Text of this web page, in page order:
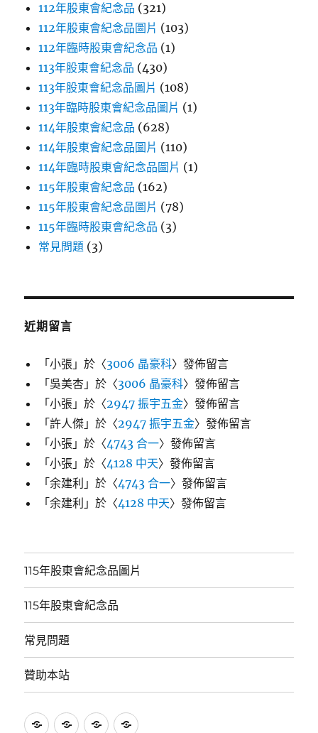
112年股東會紀念品 (321)
112年股東會紀念品圖片 (103)
112年臨時股東會紀念品 (1)
113年股東會紀念品 (430)
113年股東會紀念品圖片 (108)
113年臨時股東會紀念品圖片 (1)
114年股東會紀念品 (628)
114年股東會紀念品圖片 (110)
114年臨時股東會紀念品圖片 (1)
115年股東會紀念品 (162)
115年股東會紀念品圖片 (78)
115年臨時股東會紀念品 (3)
常見問題 (3)
近期留言
「小張 」於〈3006 晶豪科〉發佈留言
「吳美杏 」於〈3006 晶豪科〉發佈留言
「小張 」於〈2947 振宇五金〉發佈留言
「許人傑 」於〈2947 振宇五金〉發佈留言
「小張 」於〈4743 合一〉發佈留言
「小張 」於〈4128 中天〉發佈留言
「余建利 」於〈4743 合一〉發佈留言
「余建利 」於〈4128 中天〉發佈留言
115年股東會紀念品圖片
115年股東會紀念品
常見問題
贊助本站
115 115 常 贊